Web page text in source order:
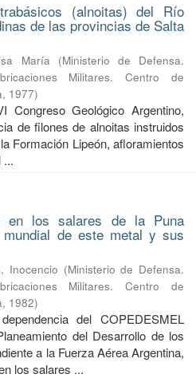
(alnoitas) del Río
de las provincias de Salta
María (Ministerio de Defensa.
Militares. Centro de
, 1977)
Congreso Geológico Argentino,
de filones de alnoitas instruidos
Formación Lipeón, afloramientos
...
en los salares de la Puna
de este metal y sus
Inocencio (Ministerio de Defensa.
Militares. Centro de
, 1982)
del COPEDESMEL
del Desarrollo de los
a la Fuerza Aérea Argentina,
los salares ...